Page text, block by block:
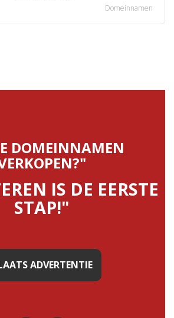
Domeinnamen
DOMEINNAMEN
IS DE EERSTE
STAP!"
ADVERTENTIE